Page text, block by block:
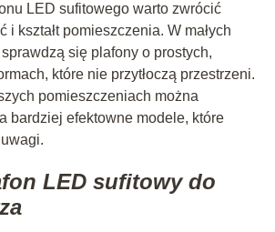
LED sufitowego warto zwrócić
i kształt pomieszczenia. W małych
się plafony o prostych,
które nie przytłoczą przestrzeni.
pomieszczeniach można
bardziej efektowne modele, które
LED sufitowy do